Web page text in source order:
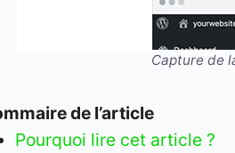
Capture de
de l’article
Pourquoi lire cet article ?